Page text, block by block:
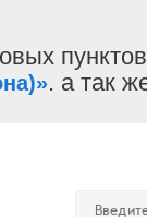
. а так